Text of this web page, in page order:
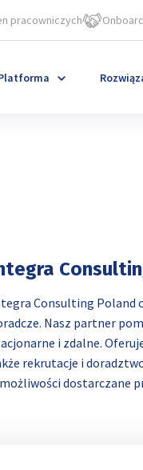
pracowniczych
Consulting Poland
Nasz partner
i zdalne.
rekrutacje i
dostarczane